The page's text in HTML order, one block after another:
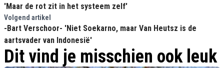
'Maar de rot zit in het systeem zelf'
Volgend artikel
-Bart Verschoor- 'Niet Soekarno, maar Van Heutsz is de
aartsvader van Indonesië'
Dit vind je misschien ook leuk